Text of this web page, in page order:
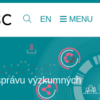
EN
výzkumných